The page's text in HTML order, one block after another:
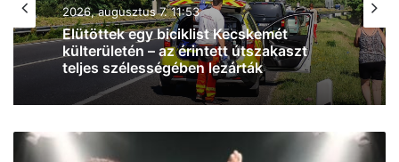
2026, augusztus 7. 11:53
Elütöttek egy biciklist Kecskemét
külterületén – az érintett útszakaszt
teljes szélességében lezárták
Ebből